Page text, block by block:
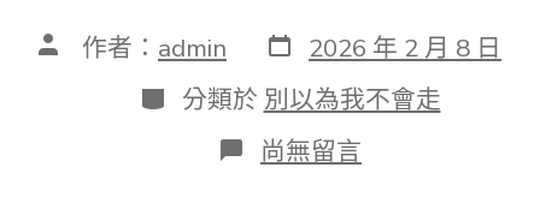
文 作者： admin 發
表
日
期
2026 年 2 月 8 日
分
類
分類於 別以為我不會走
在
〈體
尚無留言